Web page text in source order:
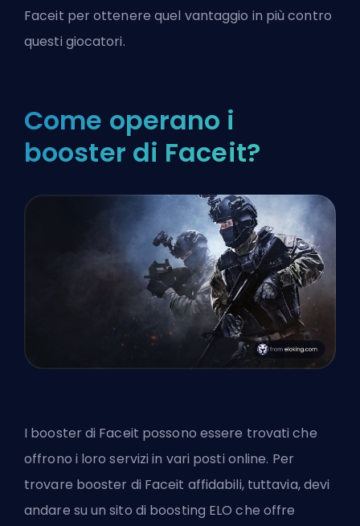
Faceit per ottenere quel vantaggio in più contro
questi giocatori.
Come operano i
booster di Faceit?
I booster di Faceit possono essere trovati che
offrono i loro servizi in vari posti online. Per
trovare booster di Faceit affidabili, tuttavia, devi
andare su un sito di boosting ELO che offre